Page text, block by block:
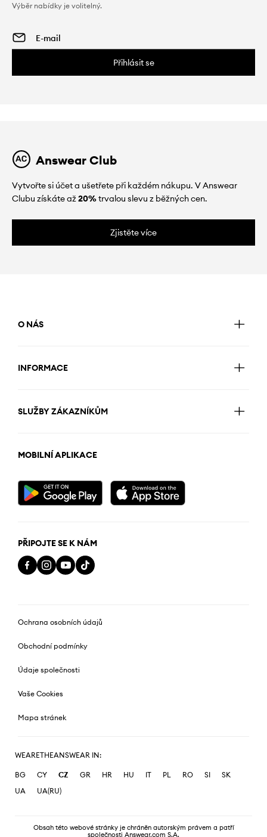
Výběr nabídky je volitelný.
Přihlásit se
Answear Club
Vytvořte si účet a ušetřete při každém nákupu. V Answear
Clubu získáte až20%trvalou slevu z běžných cen.
Zjistěte více
O NÁS
INFORMACE
SLUŽBY ZÁKAZNÍKŮM
MOBILNÍ APLIKACE
PŘIPOJTE SE K NÁM
Ochrana osobních údajů
Obchodní podmínky
Údaje společnosti
Vaše Cookies
Mapa stránek
WEARETHEANSWEAR IN:
BG CY CZ GR HR HU IT PL RO SI
SK
UA
UA(RU)
Obsah této webové stránky je chráněn autorským právem a patří
společnosti Answear.com S.A.